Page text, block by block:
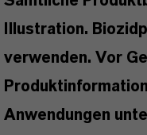
Illustration.
verwenden. Vor
Anwendungen